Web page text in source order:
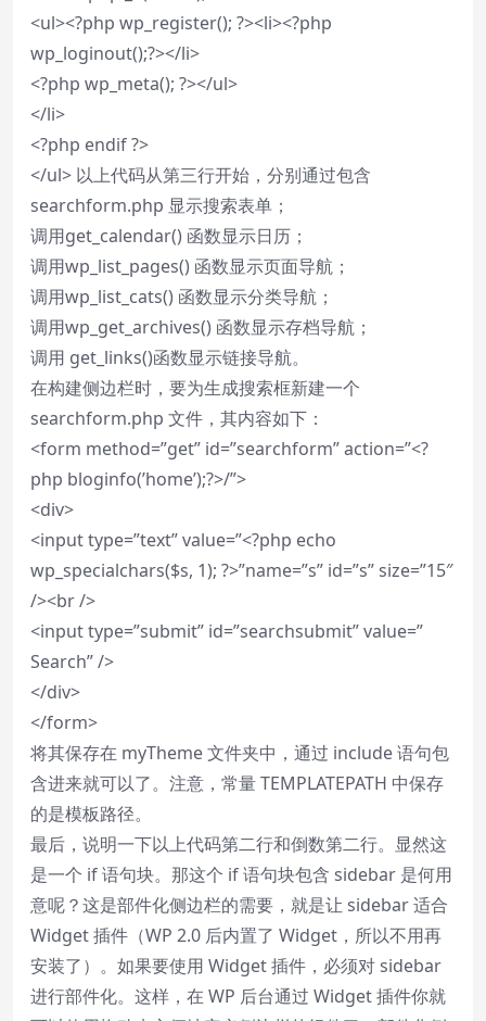
<ul><?php wp_register(); ?><li><?php
wp_loginout();?></li>
<?php wp_meta(); ?></ul>
</li>
<?php endif ?>
</ul> 以上代码从第三行开始，分别通过包含
searchform.php 显示搜索表单；
调用get_calendar() 函数显示日历；
调用wp_list_pages() 函数显示页面导航；
调用wp_list_cats() 函数显示分类导航；
调用wp_get_archives() 函数显示存档导航；
调用 get_links()函数显示链接导航。
在构建侧边栏时，要为生成搜索框新建一个
searchform.php 文件，其内容如下：
<form method=”get” id=”searchform” action=”<?
php bloginfo(’home’);?>/”>
<div>
<input type=”text” value=”<?php echo
wp_specialchars($s, 1); ?>”name=”s” id=”s” size=”15″
/><br />
<input type=”submit” id=”searchsubmit” value=”
Search” />
</div>
</form>
将其保存在 myTheme 文件夹中，通过 include 语句包
含进来就可以了。注意，常量 TEMPLATEPATH 中保存
的是模板路径。
最后，说明一下以上代码第二行和倒数第二行。显然这
是一个 if 语句块。那这个 if 语句块包含 sidebar 是何用
意呢？这是部件化侧边栏的需要，就是让 sidebar 适合
Widget 插件（WP 2.0 后内置了 Widget，所以不用再
安装了）。如果要使用 Widget 插件，必须对 sidebar
进行部件化。这样，在 WP 后台通过 Widget 插件你就